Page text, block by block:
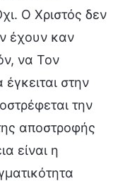
Ο Χριστός δεν
έχουν καν
να Τον
στην
την
αποστροφής
είναι η